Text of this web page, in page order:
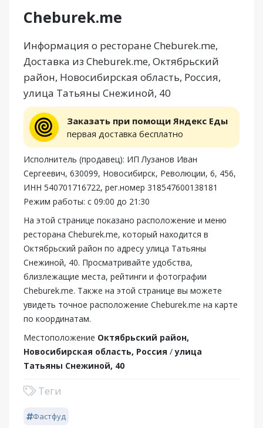
Cheburek.me
Информация о ресторане Cheburek.me,
Доставка из Cheburek.me, Октябрьский
район, Новосибирская область, Россия,
улица Татьяны Снежиной, 40
Заказать при помощи Яндекс Еды
первая доставка бесплатно
Исполнитель (продавец): ИП Лузанов Иван
Сергеевич, 630099, Новосибирск, Революции, 6, 456,
ИНН 540701716722, рег.номер 318547600138181
Режим работы: с 09:00 до 21:30
На этой странице показано расположение и меню
ресторана Cheburek.me, который находится в
Октябрьский район по адресу улица Татьяны
Снежиной, 40. Просматривайте удобства,
близлежащие места, рейтинги и фотографии
Cheburek.me. Также на этой странице вы можете
увидеть точное расположение Cheburek.me на карте
по координатам.
Местоположение Октябрьский район,
Новосибирская область, Россия /улица
Татьяны Снежиной, 40
Теги
Фастфуд